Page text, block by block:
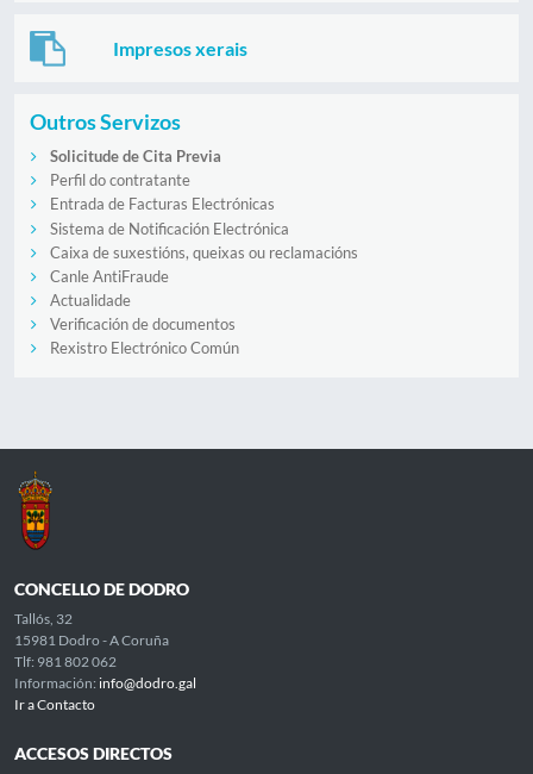
Impresos xerais
Outros Servizos
Solicitude de Cita Previa
Perfil do contratante
Entrada de Facturas Electrónicas
Sistema de Notificación Electrónica
Caixa de suxestións, queixas ou reclamacións
Canle AntiFraude
Actualidade
Verificación de documentos
Rexistro Electrónico Común
CONCELLO DE DODRO
Tallós, 32
15981 Dodro - A Coruña
Tlf: 981 802 062
Información: info@dodro.gal
Ir a Contacto
ACCESOS DIRECTOS